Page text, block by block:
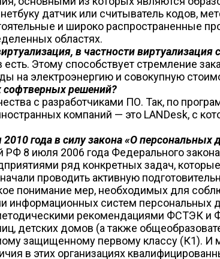
датчик или считыватель кодов,
и широко распространенные
областях.
в частности виртуализация
Этому способствует стремление
на электроэнергию и совокупную
софтверных решений?
с разработчиками ПО. Так, по
компаний — это LANDesk, с
года в силу закона «О персональных
8 июля 2006 года Федерального
ряд конкретных задач,
проводить активную
понимание мер, необходимых для
информационных систем
рекомендациями ФСТЭК и
детских домов (а также
защищенному первому классу (К1).
в этих организациях